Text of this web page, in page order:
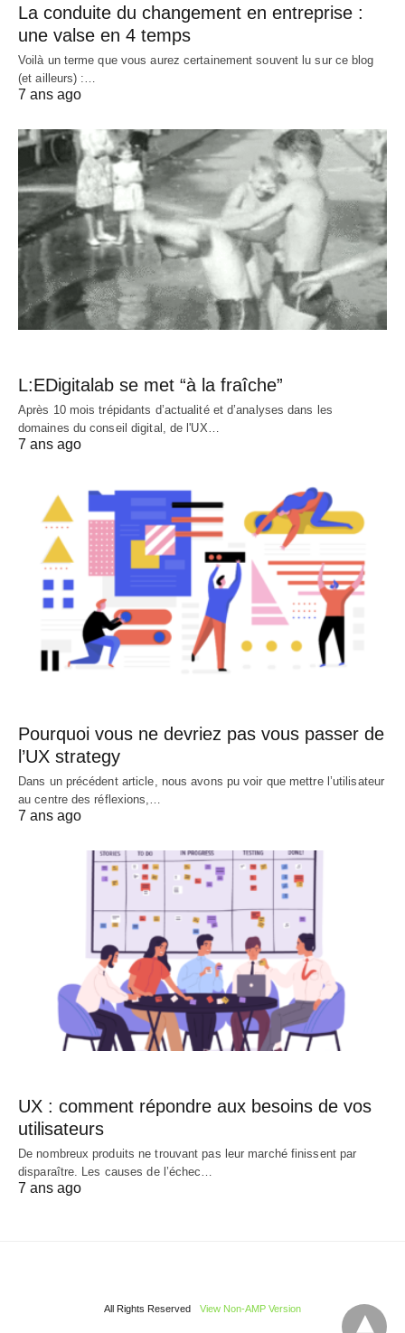
La conduite du changement en entreprise :
une valse en 4 temps
Voilà un terme que vous aurez certainement souvent lu sur ce blog
(et ailleurs) :…
7 ans ago
L:EDigitalab se met “à la fraîche”
Après 10 mois trépidants d’actualité et d’analyses dans les
domaines du conseil digital, de l'UX…
7 ans ago
Pourquoi vous ne devriez pas vous passer de
l’UX strategy
Dans un précédent article, nous avons pu voir que mettre l’utilisateur
au centre des réflexions,…
7 ans ago
UX : comment répondre aux besoins de vos
utilisateurs
De nombreux produits ne trouvant pas leur marché finissent par
disparaître. Les causes de l’échec…
7 ans ago
All Rights Reserved View Non-AMP Version